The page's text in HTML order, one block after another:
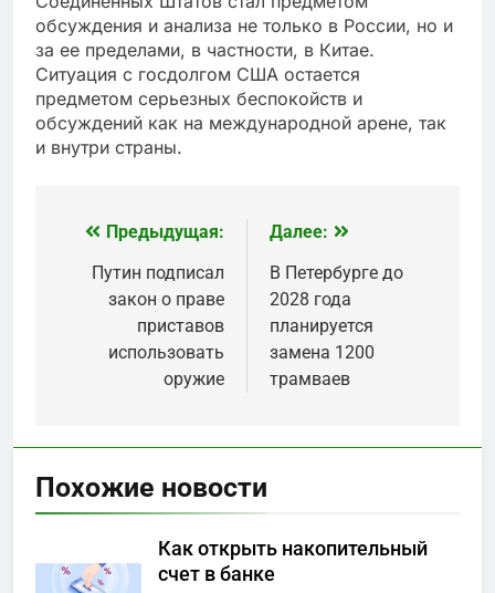
обсуждения и анализа не только в России, но и
за ее пределами, в частности, в Китае.
Ситуация с госдолгом США остается
предметом серьезных беспокойств и
обсуждений как на международной арене, так
и внутри страны.
Навигация
записям
Предыдущая:
Путин подписал
закон о праве
приставов
использовать
оружие
Далее:
В Петербурге до
2028 года
планируется
замена 1200
трамваев
Похожие новости
Как открыть накопительный
счет в банке